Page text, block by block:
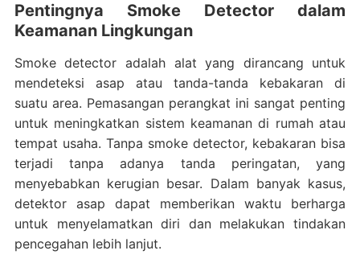
Pentingnya Smoke Detector dalam
Keamanan Lingkungan
Smoke detector adalah alat yang dirancang untuk
mendeteksi asap atau tanda-tanda kebakaran di
suatu area. Pemasangan perangkat ini sangat penting
untuk meningkatkan sistem keamanan di rumah atau
tempat usaha. Tanpa smoke detector, kebakaran bisa
terjadi tanpa adanya tanda peringatan, yang
menyebabkan kerugian besar. Dalam banyak kasus,
detektor asap dapat memberikan waktu berharga
untuk menyelamatkan diri dan melakukan tindakan
pencegahan lebih lanjut.